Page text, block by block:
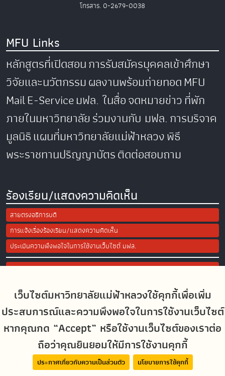
เว็บไซต์มหาวิทยาลัยแม่ฟ้าหลวงใช้คุกกี้เพื่อเพิ่ม
ประสบการณ์และความพึงพอใจในการใช้งานเว็บไซต์
หากคุณกด “Accept” หรือใช้งานเว็บไซต์ของเราต่อ
ถือว่าคุณยินยอมให้มีการใช้งานคุกกี้
ประกาศเกี่ยวกับความเป็นส่วนตัว นโยบายการใช้คุกกี้
โทรสาร. 0-2679-0038
MFU Links
หลักสูตรที่เปิดสอนการรับสมัครบุคคลเข้าศึกษา
วิจัยและนวัตกรรมผลงานพร้อมถ่ายทอดMFU
MailE-Serviceมฟล. ในสื่อจดหมายข่าวที่พัก
ภายในมหาวิทยาลัยร่วมงานกับ มฟล.การบริจาค
มูลนิธิแผนที่มหาวิทยาลัยแม่ฟ้าหลวงพิธี
พระราชทานปริญญาบัตรติดต่อสอบถาม
ร้องเรียน/แสดงความคิดเห็น
สายตรงอธิการบดี
การแจ้งเรื่องร้องเรียน/แสดงความคิดเห็น
ประเมินความพึงพอใจในการใช้งานเว็บไซต์ มฟล.
Site Map
Social Media
MFUconnect